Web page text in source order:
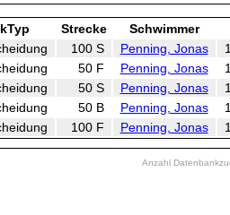
Strecke
Schwimmer
100 S Penning, Jonas
50 F Penning, Jonas
50 S Penning, Jonas
50 B Penning, Jonas
100 F Penning, Jonas
Anzahl